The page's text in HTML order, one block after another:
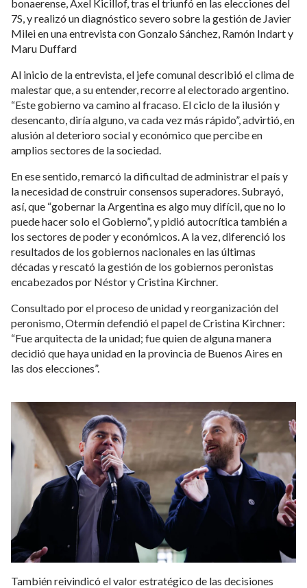
bonaerense, Axel Kicillof, tras el triunfó en las elecciones del
7S, y realizó un diagnóstico severo sobre la gestión de Javier
Milei en una entrevista con Gonzalo Sánchez, Ramón Indart y
Maru Duffard
Al inicio de la entrevista, el jefe comunal describió el clima de
malestar que, a su entender, recorre al electorado argentino.
“Este gobierno va camino al fracaso. El ciclo de la ilusión y
desencanto, diría alguno, va cada vez más rápido”, advirtió, en
alusión al deterioro social y económico que percibe en
amplios sectores de la sociedad.
En ese sentido, remarcó la dificultad de administrar el país y
la necesidad de construir consensos superadores. Subrayó,
así, que “gobernar la Argentina es algo muy difícil, que no lo
puede hacer solo el Gobierno”, y pidió autocrítica también a
los sectores de poder y económicos. A la vez, diferenció los
resultados de los gobiernos nacionales en las últimas
décadas y rescató la gestión de los gobiernos peronistas
encabezados por Néstor y Cristina Kirchner.
Consultado por el proceso de unidad y reorganización del
peronismo, Otermín defendió el papel de Cristina Kirchner:
“Fue arquitecta de la unidad; fue quien de alguna manera
decidió que haya unidad en la provincia de Buenos Aires en
las dos elecciones”.
También reivindicó el valor estratégico de las decisiones